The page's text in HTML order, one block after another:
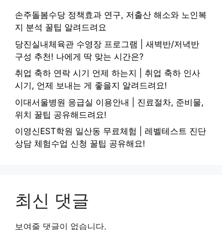
손주돌봄수당 정책효과 연구, 저출산 해소와 노인복
지 분석 꿀팁 알려드려요
당진실내체육관 수영장 프로그램 | 새벽반/저녁반
구성 추천! 나에게 딱 맞는 시간은?
취업 축하 연락 시기 언제 하는지 | 취업 축하 인사
시기, 언제 보내는 게 좋을지 알려드려요!
이대서울병원 응급실 이용안내 | 진료절차, 준비물,
위치 꿀팁 공유해드려요!
이영신EST학원 일산동 무료체험 | 레벨테스트 진단
상담 체험수업 신청 꿀팁 공유해요!
최신 댓글
보여줄 댓글이 없습니다.